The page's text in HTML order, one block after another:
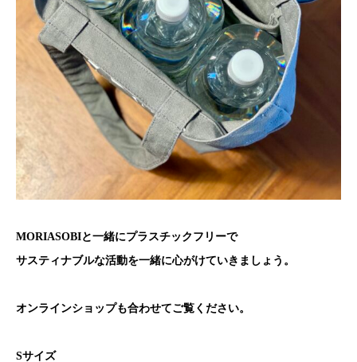
MORIASOBIと一緒にプラスチックフリーで
サスティナブルな活動を一緒に心がけていきましょう。
オンラインショップも合わせてご覧ください。
Sサイズ